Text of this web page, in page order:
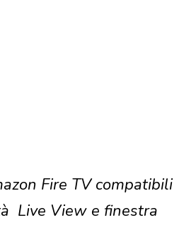
Fire TV compatibili
Live View e finestra